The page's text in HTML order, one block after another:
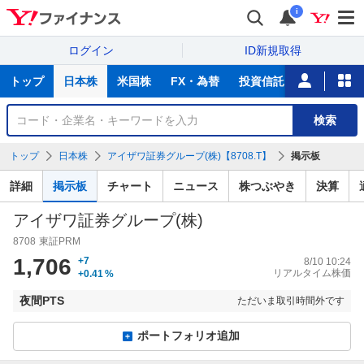
i
ログイン ID新規取得
サ
トップ 日本株 米国株 FX・為替 投資信託 ニュース
銘
検
索
検索
トップ 日本株 アイザワ証券グループ(株)【8708.T】 掲示板
詳細 掲示板 チャート ニュース 株つぶやき 決算
アイザワ証券グループ(株)
8708 東証PRM
1,706
+7
+0.41 %
8/10 10:24
リアルタイム株価
夜間PTS ただいま取引時間外です
ポートフォリオ追加